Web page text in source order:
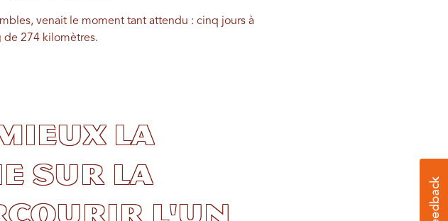
venait le moment tant attendu : cinq jours à
de 274 kilomètres.
la
sur la
l'un